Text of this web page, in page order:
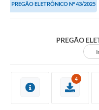
PREGÃO ELETRÔNICO Nº 43/2025
PREGÃO
4